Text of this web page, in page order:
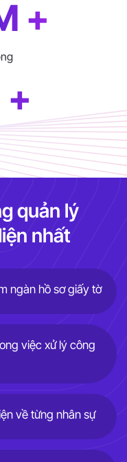
+
quản lý
nhất
ngàn hồ sơ giấy tờ
việc xử lý công
về từng nhân sự